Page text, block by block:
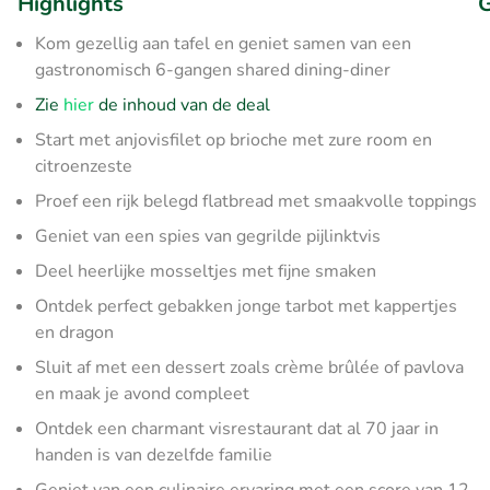
Kom gezellig aan tafel en geniet samen van een
gastronomisch 6-gangen shared dining-diner
Zie hierde inhoud van de deal
Start met anjovisfilet op brioche met zure room en
citroenzeste
Proef een rijk belegd flatbread met smaakvolle toppings
Geniet van een spies van gegrilde pijlinktvis
Deel heerlijke mosseltjes met fijne smaken
Ontdek perfect gebakken jonge tarbot met kappertjes
en dragon
Sluit af met een dessert zoals crème brûlée of pavlova
en maak je avond compleet
Ontdek een charmant visrestaurant dat al 70 jaar in
handen is van dezelfde familie